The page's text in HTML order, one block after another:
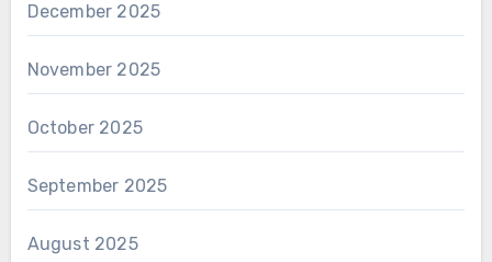
December 2025
November 2025
October 2025
September 2025
August 2025